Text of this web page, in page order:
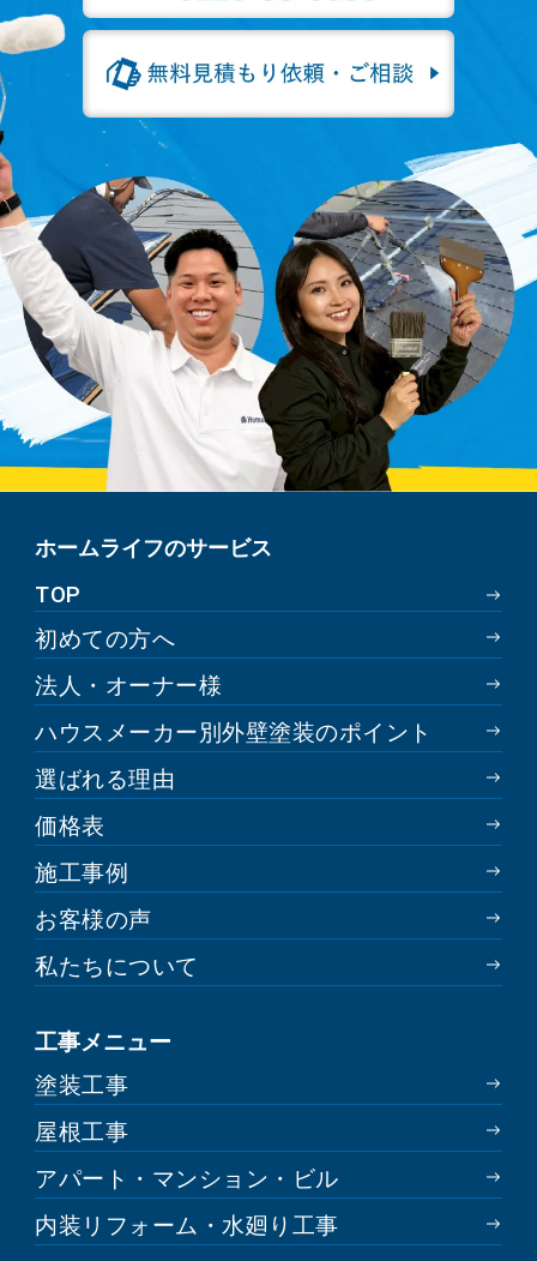
ホームライフのサービス
TOP
初めての方へ
法人・オーナー様
ハウスメーカー別外壁塗装のポイント
選ばれる理由
価格表
施工事例
お客様の声
私たちについて
工事メニュー
塗装工事
屋根工事
アパート・マンション・ビル
内装リフォーム・水廻り工事